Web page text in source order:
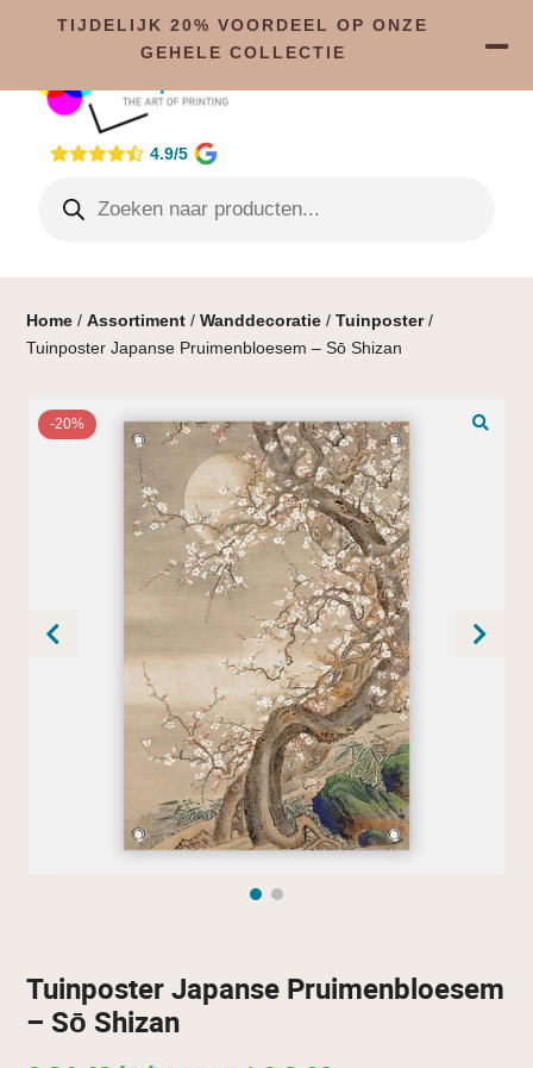
4.9/5
Home /Assortiment /Wanddecoratie /Tuinposter/
Tuinposter Japanse Pruimenbloesem – Sō Shizan
-20%
Tuinposter Japanse Pruimenbloesem
– Sō Shizan
TIJDELIJK 20% VOORDEEL OP ONZE
GEHELE COLLECTIE